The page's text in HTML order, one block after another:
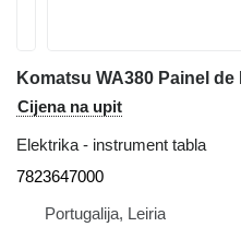
Cijena na upit
Elektrika - instrument tabla
7823647000
Portugalija, Leiria